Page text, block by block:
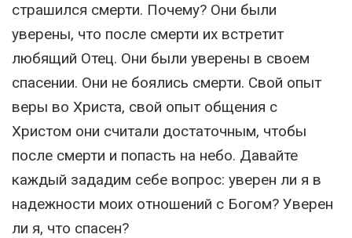
страшился смерти. Почему? Они были
уверены, что после смерти их встретит
любящий Отец. Они были уверены в своем
спасении. Они не боялись смерти. Свой опыт
веры во Христа, свой опыт общения с
Христом они считали достаточным, чтобы
после смерти и попасть на небо. Давайте
каждый зададим себе вопрос: уверен ли я в
надежности моих отношений с Богом? Уверен
ли я, что спасен?